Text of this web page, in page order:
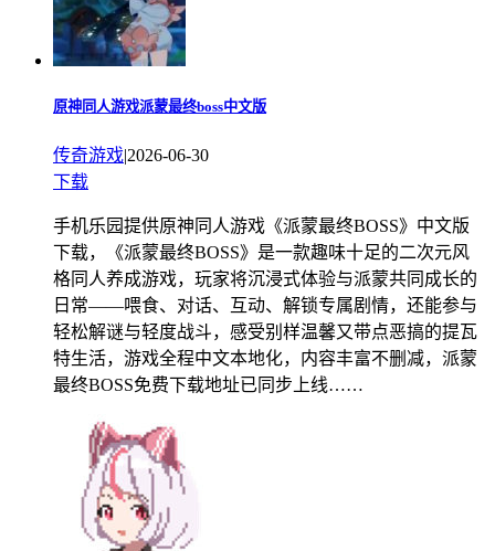
原神同人游戏派蒙最终boss中文版
传奇游戏|2026-06-30
下载
手机乐园提供原神同人游戏《派蒙最终BOSS》中文版
下载，《派蒙最终BOSS》是一款趣味十足的二次元风
格同人养成游戏，玩家将沉浸式体验与派蒙共同成长的
日常——喂食、对话、互动、解锁专属剧情，还能参与
轻松解谜与轻度战斗，感受别样温馨又带点恶搞的提瓦
特生活，游戏全程中文本地化，内容丰富不删减，派蒙
最终BOSS免费下载地址已同步上线……